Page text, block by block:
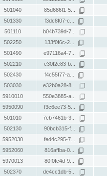
501040 85d686f1-5...
501330 f3dc8f07-c...
501110 b04b739d-7...
502250 133f0f6c-2...
501490 e97116a4-7...
502210 e30f2e83-b...
502430 f4c55f77-a...
503030 e32b0a28-8...
5910010 550e3885-a...
5950090 f3c6ee73-5...
501010 7cb7461b-3...
502130 90bcb315-f...
5952030 fed4c295-7...
5952060 816affba-0...
5970013 80f0fc4d-9...
502370 de4cc1db-5...